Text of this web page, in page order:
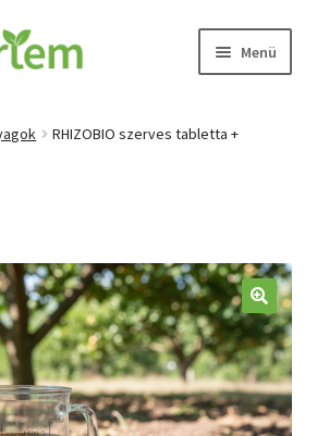
Menü
RHIZOBIO szerves tabletta +
🔍